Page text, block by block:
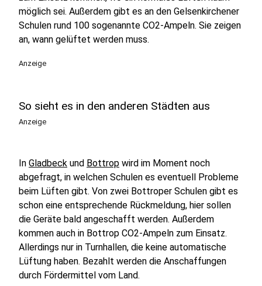
möglich sei. Außerdem gibt es an den Gelsenkirchener
Schulen rund 100 sogenannte CO2-Ampeln. Sie zeigen
an, wann gelüftet werden muss.
Anzeige
So sieht es in den anderen Städten aus
Anzeige
In Gladbeck und Bottrop wird im Moment noch
abgefragt, in welchen Schulen es eventuell Probleme
beim Lüften gibt. Von zwei Bottroper Schulen gibt es
schon eine entsprechende Rückmeldung, hier sollen
die Geräte bald angeschafft werden. Außerdem
kommen auch in Bottrop CO2-Ampeln zum Einsatz.
Allerdings nur in Turnhallen, die keine automatische
Lüftung haben. Bezahlt werden die Anschaffungen
durch Fördermittel vom Land.